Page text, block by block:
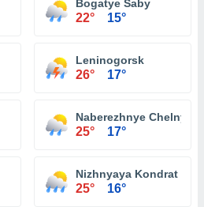
Bogatye Saby
22° 15°
Leninogorsk
26° 17°
Naberezhnye Chelny
25° 17°
Nizhnyaya Kondrat
25° 16°